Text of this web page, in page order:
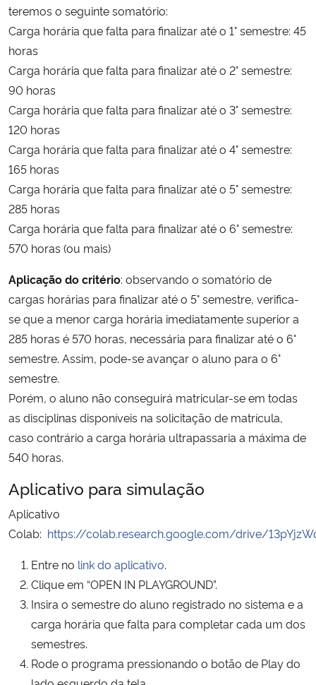
teremos o seguinte somatório:
Carga horária que falta para finalizar até o 1° semestre: 45
horas
Carga horária que falta para finalizar até o 2° semestre:
90 horas
Carga horária que falta para finalizar até o 3° semestre:
120 horas
Carga horária que falta para finalizar até o 4° semestre:
165 horas
Carga horária que falta para finalizar até o 5° semestre:
285 horas
Carga horária que falta para finalizar até o 6° semestre:
570 horas (ou mais)
Aplicação do critério: observando o somatório de
cargas horárias para finalizar até o 5° semestre, verifica-
se que a menor carga horária imediatamente superior a
285 horas é 570 horas, necessária para finalizar até o 6°
semestre. Assim, pode-se avançar o aluno para o 6°
semestre.
Porém, o aluno não conseguirá matricular-se em todas
as disciplinas disponíveis na solicitação de matrícula,
caso contrário a carga horária ultrapassaria a máxima de
540 horas.
Aplicativo para simulação
Aplicativo
Colab: https://colab.research.google.com/drive/
Entre no link do aplicativo.
Clique em “OPEN IN PLAYGROUND”.
Insira o semestre do aluno registrado no sistema e a
carga horária que falta para completar cada um dos
semestres.
Rode o programa pressionando o botão de Play do